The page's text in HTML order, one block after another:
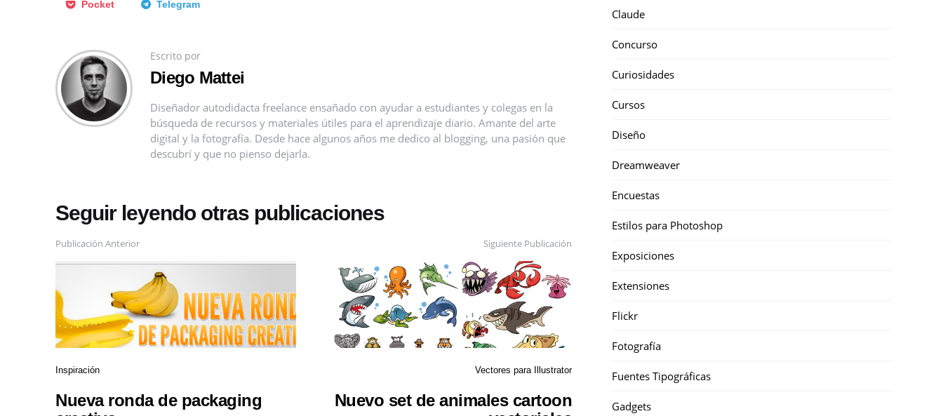
Pocket Telegram
Escrito por
Diego Mattei
Diseñador autodidacta freelance ensañado con ayudar a estudiantes y colegas en la
búsqueda de recursos y materiales útiles para el aprendizaje diario. Amante del arte
digital y la fotografía. Desde hace algunos años me dedico al blogging, una pasión que
descubrí y que no pienso dejarla.
Seguir leyendo otras publicaciones
Publicación Anterior
Inspiración
Nueva ronda de packaging
Siguiente Publicación
Vectores para Illustrator
Nuevo set de animales cartoon
Claude
Concurso
Curiosidades
Cursos
Diseño
Dreamweaver
Encuestas
Estilos para Photoshop
Exposiciones
Extensiones
Flickr
Fotografía
Fuentes Tipográficas
Gadgets